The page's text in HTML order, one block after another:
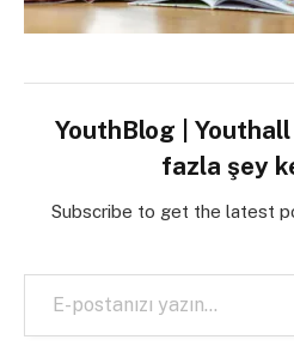
YouthBlog |
fazla şey
Subscribe to get the latest
E-postanızı yazın…